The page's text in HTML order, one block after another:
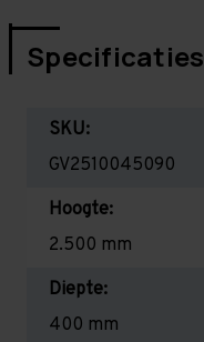
Specificaties
SKU:
GV2510045090
Hoogte:
2.500 mm
Diepte:
400 mm